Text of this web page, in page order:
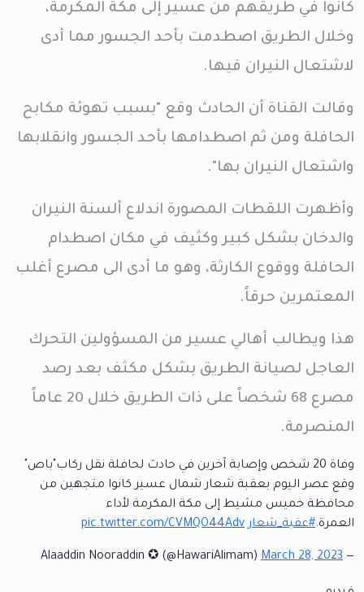
كانوا في طريقهم من عسير إلى مكة المكرمة،
وخلال الطريق اصطدمت بأحد الجسور مما أدى
لاشتعال النيران فيها.
وقالت القناة أن الحادث وقع "بسبب تهوئة مكابح
الحافلة ومن ثم اصطدامها بأحد الجسور وانقلابها
واشتعال النيران بها".
وأظهرت اللقطات المصورة اندلاع ألسنة النيران
والدخان بشكل كبير وكثيف في مكان اصطدام
الحافلة ووقوع الكارثة، وهو ما أدى الى مصرع أغلب
المعتمرين حرقاً.
هذا ويطالب أهالي عسير من المسؤولين التحرك
العاجل لصيانة الطريق بشكل مكثف بعد رصد
مصرع 68 شخصاً على ذات الطريق خلال 20 عاماً
المنصرمة.
وفاة 20 شخص وإصابة آخرين في حادث لحافلة نقل ركاب"باص"
وقع عصر اليوم بعقبة شعار شمال عسير كانوا متجهين من
محافظة خميس مشيط إلى مكة المكرمة لأداء
العمرة.#عقبة_شعار pic.twitter.com/CVMQO44Adv
— Alaaddin Nooraddin ✪ (@HawariAlimam)
March 28, 2023